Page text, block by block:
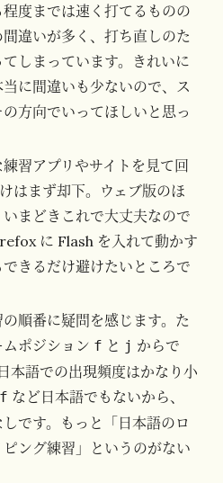
度までは速く打てるものの
違いが多く、打ち直しのた
しまっています。きれいに
に間違いも少ないので、ス
方向でいってほしいと思っ
習アプリやサイトを見て回
はまず却下。ウェブ版のほ
まどきこれで大丈夫なので
に Flash を入れて動かす
きるだけ避けたいところで
順番に疑問を感じます。た
ポジション f と j からで
本語での出現頻度はかなり小
など日本語でもないから、
です。もっと「日本語のロ
ング練習」というのがない